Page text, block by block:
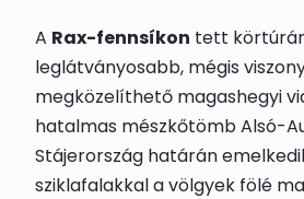
A Rax-fennsíkon tett
leglátványosabb, mégis
megközelíthető magashegyi
hatalmas mészkőtömb Alsó-
Stájerország határán
sziklafalakkal a völgyek fölé